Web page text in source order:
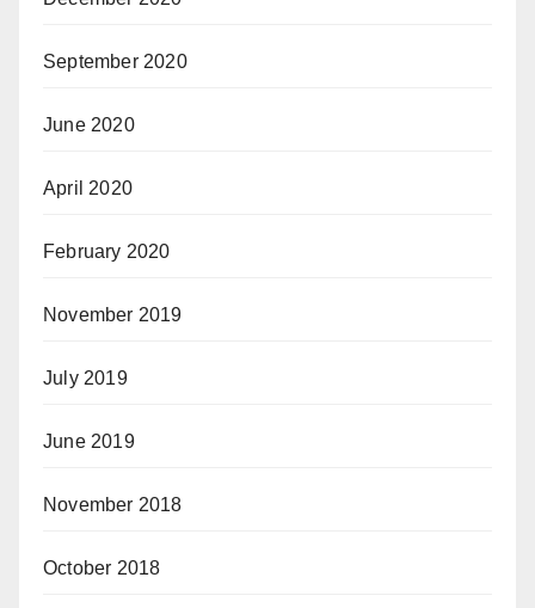
September 2020
June 2020
April 2020
February 2020
November 2019
July 2019
June 2019
November 2018
October 2018